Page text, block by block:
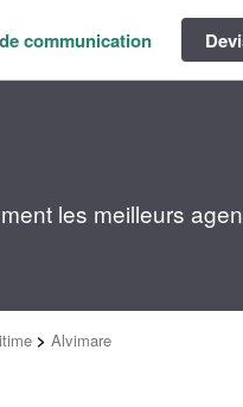
communication
les meilleurs
> Alvimare